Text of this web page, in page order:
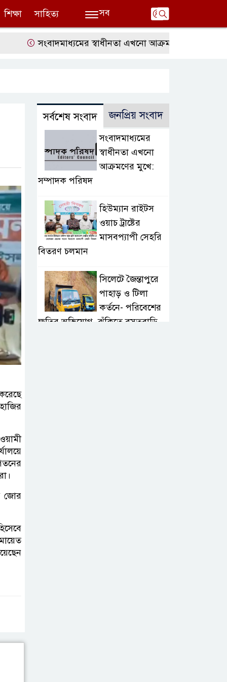
শিক্ষা সাহিত্য সব
সংবাদমাধ্যমের স্বাধীনতা এখনো আক্রমণের মুখে: সম্পাদক
জোর
সর্বশেষ সংবাদ জনপ্রিয় সংবাদ
সংবাদমাধ্যমের
স্বাধীনতা এখনো
আক্রমণের মুখে:
সম্পাদক পরিষদ
হিউম্যান রাইটস
ওয়াচ ট্রাষ্টের
মাসবপ্যাপী সেহরি
বিতরণ চলমান
সিলেটে জৈন্তাপুরে
পাহাড় ও টিলা
কর্তনে- পরিবেশের
ক্ষতির অভিযোগ, ঝুঁকিতে বসতবাড়ি